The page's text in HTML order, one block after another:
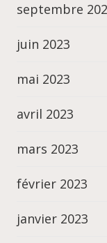
septembre
juin 2023
mai 2023
avril 2023
mars 2023
février 2023
janvier 2023